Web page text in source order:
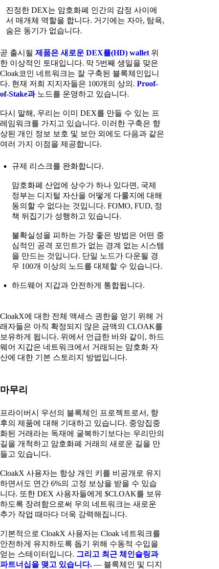
진정한 DEX는 암호화폐 인간의 감정 사이에
서 매개체 역할을 합니다. 거기에는 자아, 탐욕,
숨은 동기가 없습니다.
곧 출시될 제품은 새로운 DEX를(HD) wallet 위
한 이상적인 토대입니다. 막 5번째 생일을 맞은
Cloak코인 네트워크는 잘 구축된 블록체인입니
다. 현재 저희 지지자들은 100개의 상의. Proof-
of-Stake과노드를 운영하고 있습니다.
다시 말해, 우리는 이미 DEX를 만들 수 있는 프
레임워크를 가지고 있습니다. 이러한 구축은 향
상된 개인 정보 보호 및 보안 외에도 다음과 같은
여러 가지 이점을 제공합니다.
규제 리스크를 완화합니다.
암호화폐 산업에 상수가 하나 있다면, 국제
정부는 디지털 자산을 어떻게 다룰지에 대해
동의할 수 없다는 것입니다. FOMO, FUD, 정
책 뒤집기가 성행하고 있습니다.
불확실성을 피하는 가장 좋은 방법은 어떤 중
심적인 공격 포인트가 없는 경계 없는 시스템
을 만드는 것입니다. 단일 노드가 다운될 경
우 100개 이상의 노드를 대체할 수 있습니다.
하드웨어 지갑과 안전하게 통합됩니다.
CloakX에 대한 전체 액세스 권한을 얻기 위해 거
래자들은 아직 확정되지 않은 금액의 CLOAK를
보유하게 됩니다. 위에서 언급한 바와 같이, 하드
웨어 지갑은 네트워크에서 거래되는 암호화 자
산에 대한 기본 스토리지 방법입니다.
마무리
프라이버시 우선의 블록체인 프로젝트로서, 향
후의 제품에 대해 기대하고 있습니다. 중앙집중
화된 거래라는 독재에 굴복하기보다는 우리만의
길을 개척하고 암호화폐 거래의 새로운 길을 만
들고 있습니다.
CloakX 사용자는 항상 개인 키를 비공개로 유지
하면서도 연간 6%의 고정 보상을 받을 수 있습
니다. 또한 DEX 사용자들에게 $CLOAK를 보유
하도록 장려함으로써 우의 네트워크는 새로운
추가 작업 때마다 더욱 강력해집니다.
기본적으로 CloakX 사용자는 Cloak 네트워크를
안전하게 유지하도록 돕기 위해 수동적 수입을
얻는 스테이터입니다. 그리고 최근 체인슬링과
파트너십을 맺고 있습니다. — 블록체인 및 디지